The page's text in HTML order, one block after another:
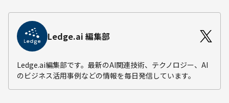
Ledge.ai 編集部
Ledge.ai編集部です。最新のAI関連技術、テクノロジー、AI
のビジネス活用事例などの情報を毎日発信しています。